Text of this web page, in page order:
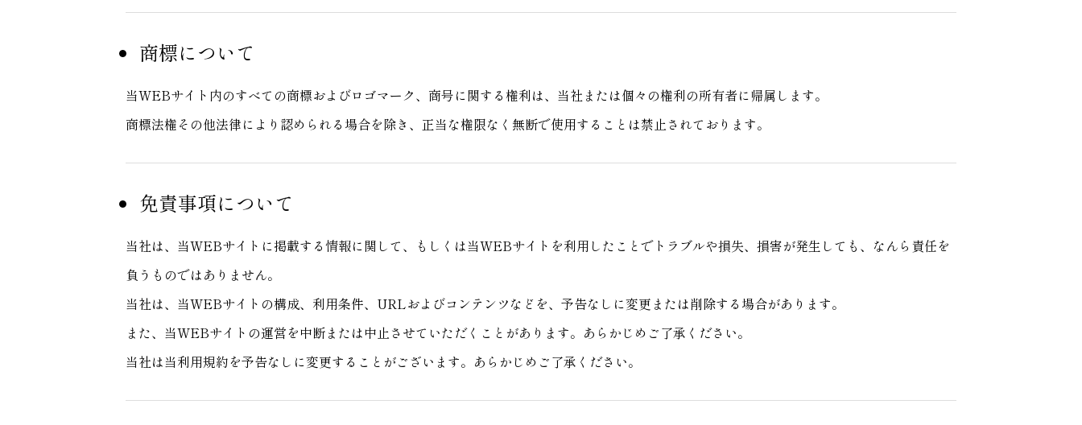
商標について
当WEBサイト内のすべての商標およびロゴマーク、商号に関する権利は、当社または個々の権利の所有者に帰属します。
商標法権その他法律により認められる場合を除き、正当な権限なく無断で使用することは禁止されております。
免責事項について
当社は、当WEBサイトに掲載する情報に関して、もしくは当WEBサイトを利用したことでトラブルや損失、損害が発生しても、なんら責任を
負うものではありません。
当社は、当WEBサイトの構成、利用条件、URLおよびコンテンツなどを、予告なしに変更または削除する場合があります。
また、当WEBサイトの運営を中断または中止させていただくことがあります。あらかじめご了承ください。
当社は当利用規約を予告なしに変更することがございます。あらかじめご了承ください。
Contact